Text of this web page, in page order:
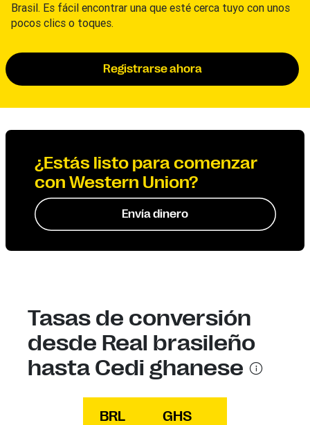
Brasil. Es fácil encontrar una que esté cerca tuyo con unos
pocos clics o toques.
Registrarse ahora
¿Estás listo para comenzar
con Western Union?
Envía dinero
Tasas de conversión
desde Real brasileño
hasta Cedi ghanese
BRL GHS